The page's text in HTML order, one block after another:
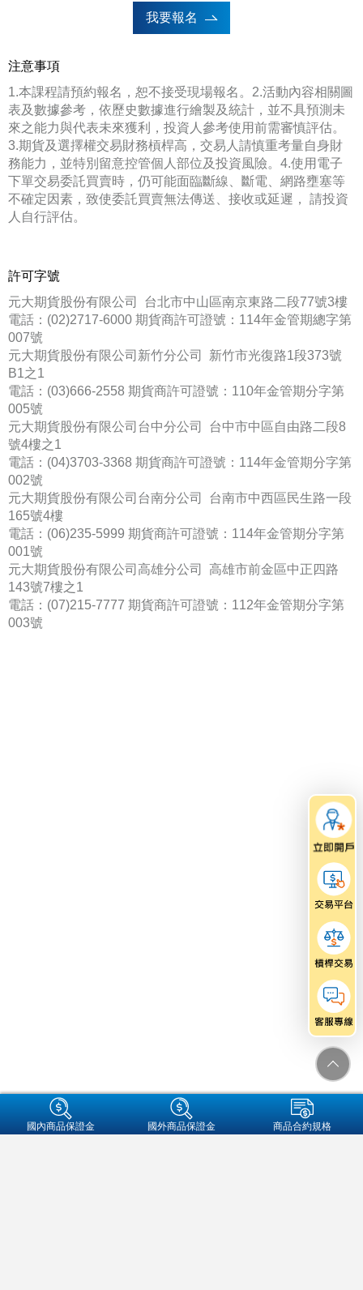
我要報名
注意事項
1.本課程請預約報名，恕不接受現場報名。2.活動內容相關圖
表及數據參考，依歷史數據進行繪製及統計，並不具預測未
來之能力與代表未來獲利，投資人參考使用前需審慎評估。
3.期貨及選擇權交易財務槓桿高，交易人請慎重考量自身財
務能力，並特別留意控管個人部位及投資風險。4.使用電子
下單交易委託買賣時，仍可能面臨斷線、斷電、網路壅塞等
不確定因素，致使委託買賣無法傳送、接收或延遲， 請投資
人自行評估。
許可字號
元大期貨股份有限公司 台北市中山區南京東路二段77號3樓
電話：(02)2717-6000 期貨商許可證號：114年金管期總字第
007號
元大期貨股份有限公司新竹分公司 新竹市光復路1段373號
B1之1
電話：(03)666-2558 期貨商許可證號：110年金管期分字第
005號
元大期貨股份有限公司台中分公司 台中市中區自由路二段8
號4樓之1
電話：(04)3703-3368 期貨商許可證號：114年金管期分字第
002號
元大期貨股份有限公司台南分公司 台南市中西區民生路一段
165號4樓
電話：(06)235-5999 期貨商許可證號：114年金管期分字第
001號
元大期貨股份有限公司高雄分公司 高雄市前金區中正四路
143號7樓之1
電話：(07)215-7777 期貨商許可證號：112年金管期分字第
003號
+集團成員
國內商品保證金 國外商品保證金 商品合約規格